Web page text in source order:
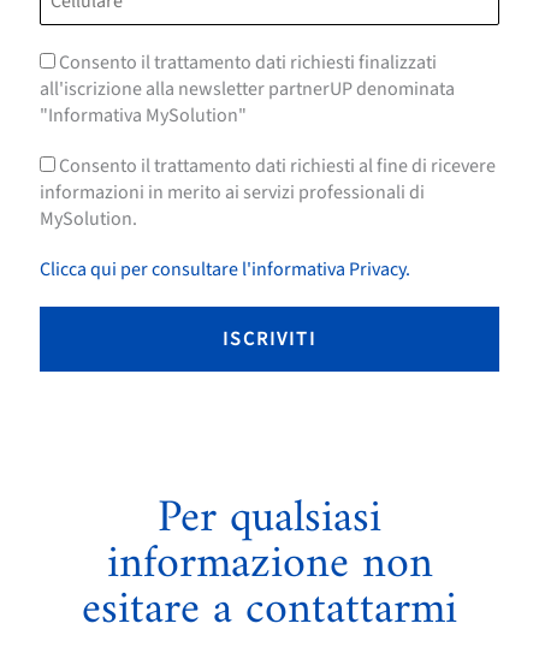
Consento il trattamento dati richiesti finalizzati
all'iscrizione alla newsletter partnerUP denominata
"Informativa MySolution"
Consento il trattamento dati richiesti al fine di ricevere
informazioni in merito ai servizi professionali di
MySolution.
Clicca qui per consultare l'informativa Privacy.
Per qualsiasi
informazione non
esitare a contattarmi